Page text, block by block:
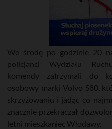
We środę po godzinie 20
policjanci Wydziału
komendy zatrzymali do
osobowy marki Volvo S80,
skrzyżowaniu i jadąc co
znacznie przekraczał
letni mieszkaniec Włodawy.